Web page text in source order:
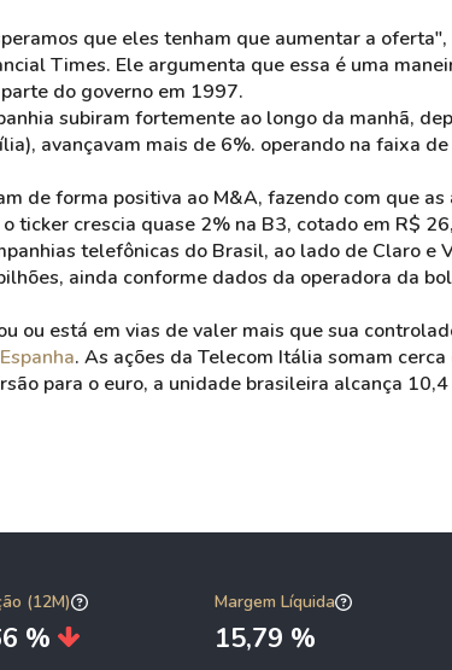
que eles tenham que aumentar a
Times. Ele argumenta que essa é uma
do governo em 1997.
subiram fortemente ao longo da manhã,
avançavam mais de 6%. operando na faixa
de forma positiva ao M&A, fazendo com que as
ticker crescia quase 2% na B3, cotado em R$
telefônicas do Brasil, ao lado de Claro e
ainda conforme dados da operadora da
ou está em vias de valer mais que sua
. As ações da Telecom Itália somam
para o euro, a unidade brasileira alcança
(12M)
%
Margem Líquida
15,79 %